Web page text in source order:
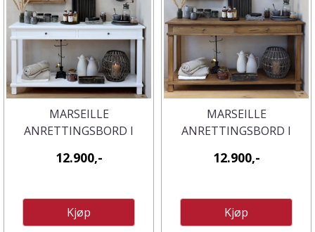
MARSEILLE
ANRETTINGSBORD I
12.900,-
Kjøp
MARSEILLE
ANRETTINGSBORD I
ANTIQUE
12.900,-
Kjøp